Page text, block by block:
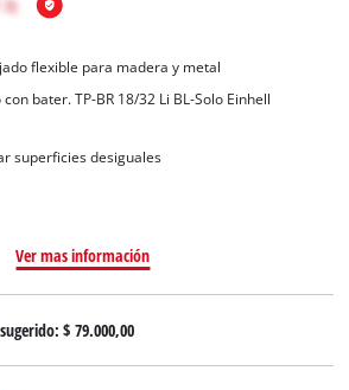
flexible para madera y metal
bater. TP-BR 18/32 Li BL-Solo Einhell
superficies desiguales
Ver mas información
$ 79.000,00